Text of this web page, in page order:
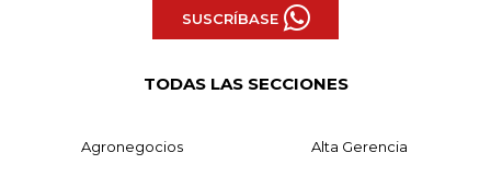
SUSCRÍBASE
TODAS LAS SECCIONES
Agronegocios Alta Gerencia